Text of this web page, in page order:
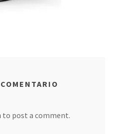
to post a comment.